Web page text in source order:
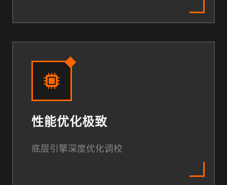
性能优化极致
底层引擎深度优化调校